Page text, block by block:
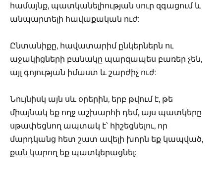
համայնք, պատկանելիության սուր զգացում և
անպարտելի հավաքական ուժ:
Ընտանիքը, հավատարիմ ընկերներն ու
աջակիցների բանակը պարզապես բառեր չեն,
այլ գոյության իմաստ և շարժիչ ուժ:
Նույնիսկ այն սև օրերին, երբ թվում է, թե
միայնակ եք ողջ աշխարհի դեմ, այս պատկերը
սթափեցնող ապտակ է՝ հիշեցնելու, որ
մարդկանց հետ շատ ավելի խորն եք կապված,
քան կարող եք պատկերացնել: